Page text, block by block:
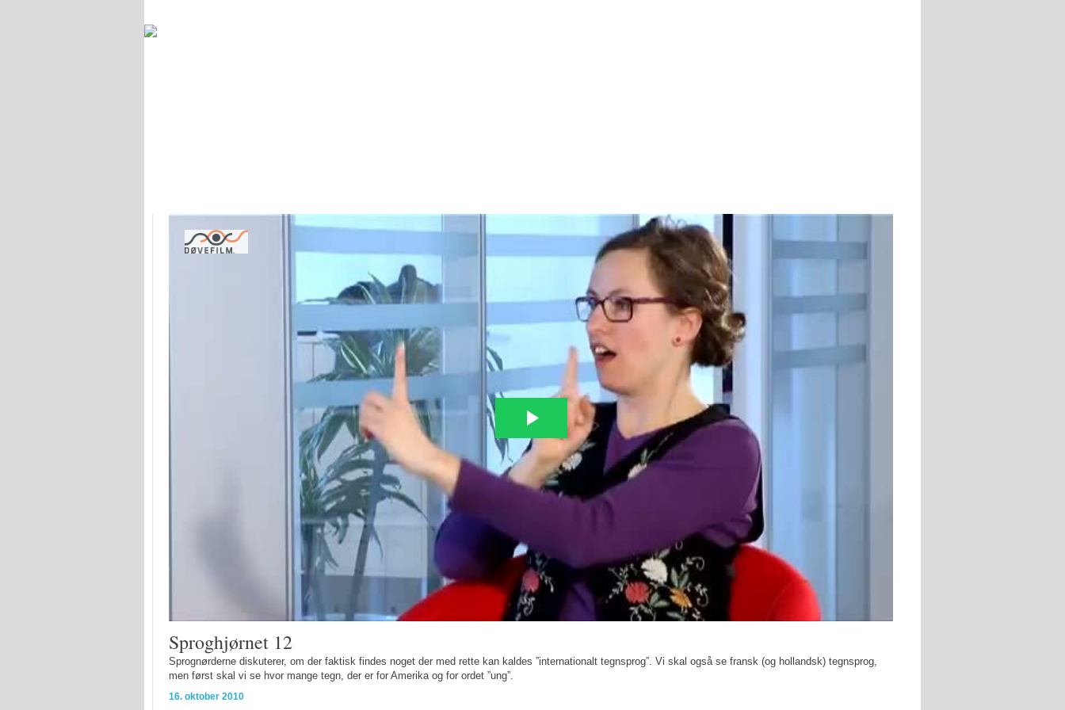
Sproghjørnet 12
Sprognørderne diskuterer, om der faktisk findes noget der med rette kan kaldes ”internationalt tegnsprog”. Vi skal også se fransk (og hollandsk) tegnsprog,
men først skal vi se hvor mange tegn, der er for Amerika og for ordet ”ung”.
16. oktober 2010